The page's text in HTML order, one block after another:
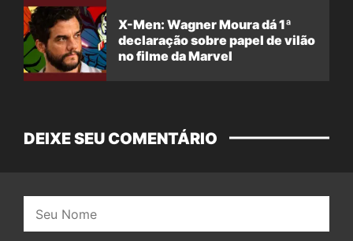
X-Men: Wagner Moura dá 1ª
declaração sobre papel de vilão
no filme da Marvel
DEIXE SEU COMENTÁRIO